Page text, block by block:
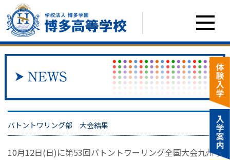
バトントワリング部 大会結果
10月12日(日)に第53回バトントワーリング全国大会九州予